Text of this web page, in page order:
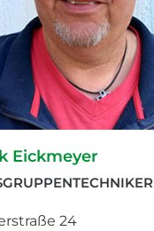
Eickmeyer
24